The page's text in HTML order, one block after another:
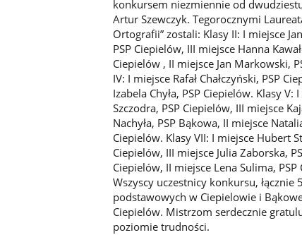
konkursem niezmiennie od
Artur Szewczyk. Tegorocznymi
Ortografii” zostali: Klasy II: I miejsce
PSP Ciepielów, III miejsce Hanna
Ciepielów , II miejsce Jan Markowski,
IV: I miejsce Rafał Chałczyński, PSP
Izabela Chyła, PSP Ciepielów. Klasy
Szczodra, PSP Ciepielów, III miejsce
Nachyła, PSP Bąkowa, II miejsce
Ciepielów. Klasy VII: I miejsce Hubert
Ciepielów, III miejsce Julia Zaborska,
Ciepielów, II miejsce Lena Sulima,
Wszyscy uczestnicy konkursu,
podstawowych w Ciepielowie i
Ciepielów. Mistrzom serdecznie
poziomie trudności.